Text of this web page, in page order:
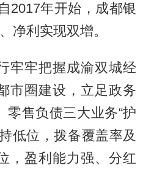
2017年开始，成都银
净利实现双增。
牢牢把握成渝双城经
市圈建设，立足政务
零售负债三大业务“护
低位，拨备覆盖率及
，盈利能力强、分红